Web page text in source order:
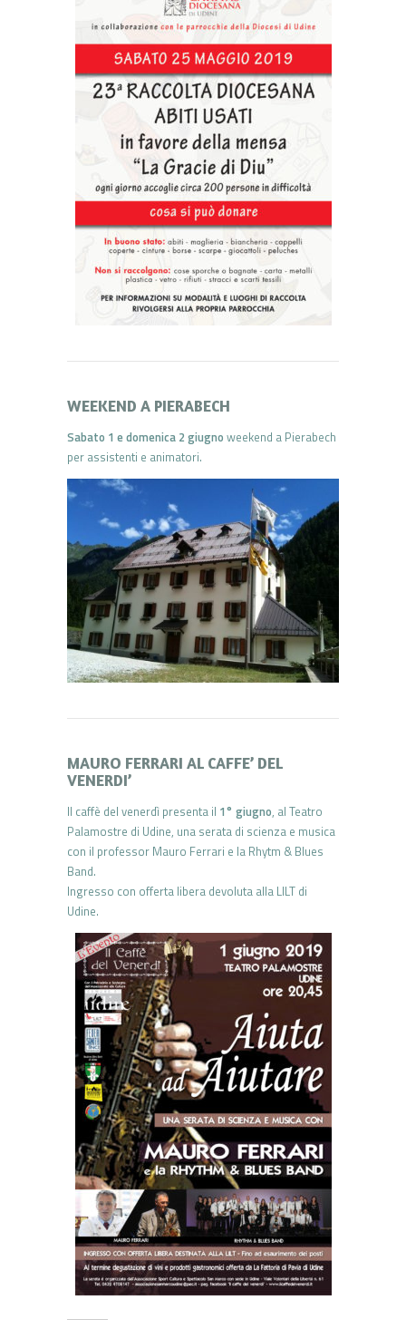
WEEKEND A PIERABECH
Sabato 1 e domenica 2 giugno weekend a Pierabech
per assistenti e animatori.
MAURO FERRARI AL CAFFE’ DEL
VENERDI’
Il caffè del venerdì presenta il 1° giugno, al Teatro
Palamostre di Udine, una serata di scienza e musica
con il professor Mauro Ferrari e la Rhytm & Blues
Band.
Ingresso con offerta libera devoluta alla LILT di
Udine.